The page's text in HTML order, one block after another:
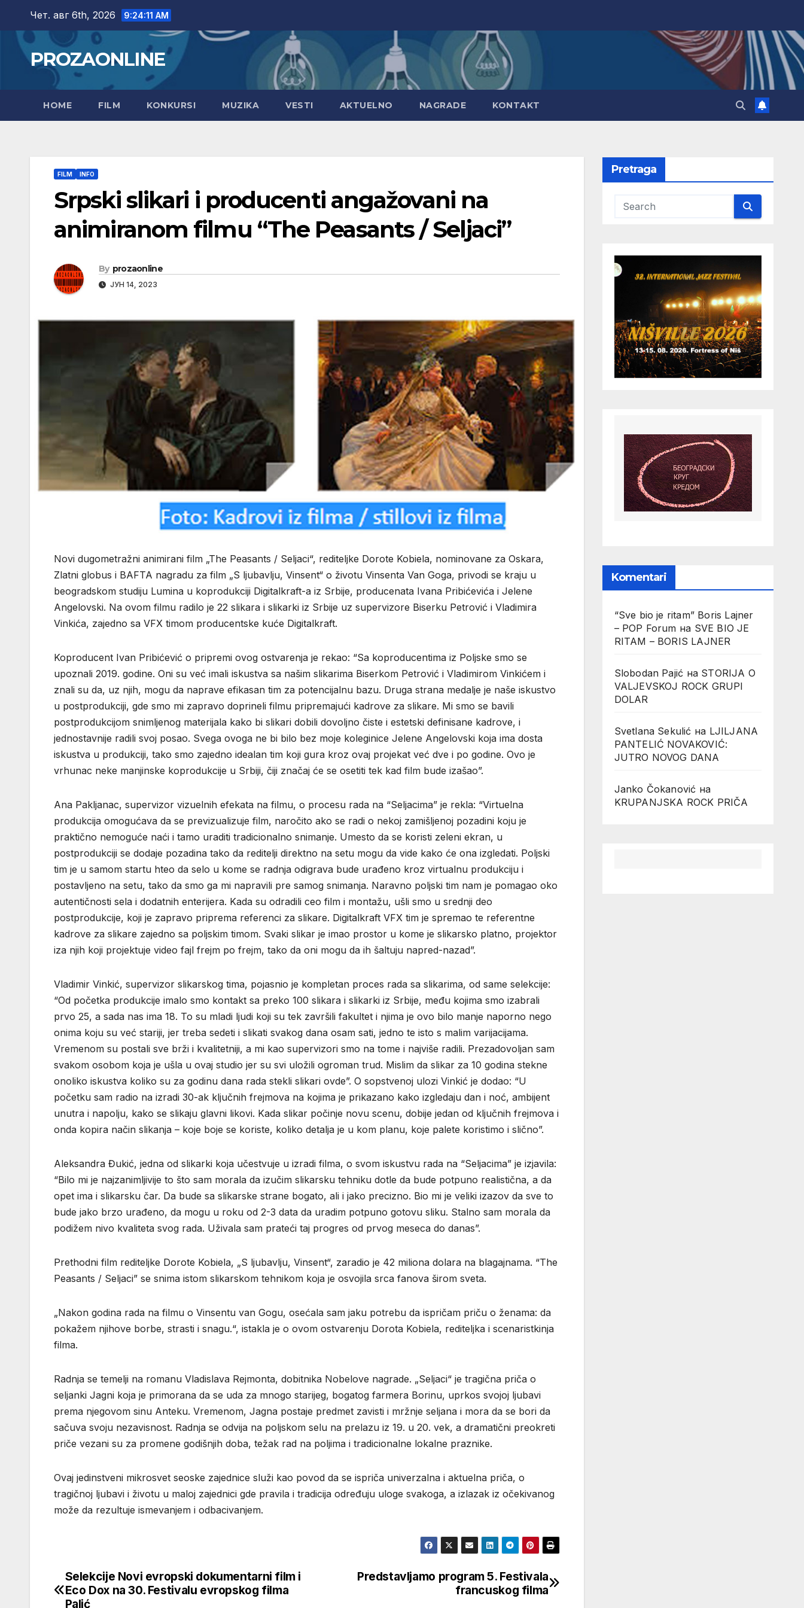
content
Чет. авг 6th, 2026 9:24:12 AM
PROZAONLINE
HOME FILM KONKURSI MUZIKA VESTI AKTUELNO NAGRADE KONTAKT
FILM INFO
Srpski slikari i producenti angažovani na
animiranom filmu “The Peasants / Seljaci”
By prozaonline
ЈУН 14, 2023
Novi dugometražni animirani film „The Peasants / Seljaci“, rediteljke Dorote Kobiela, nominovane za Oskara,
Zlatni globus i BAFTA nagradu za film „S ljubavlju, Vinsent“ o životu Vinsenta Van Goga, privodi se kraju u
beogradskom studiju Lumina u koprodukciji Digitalkraft-a iz Srbije, producenata Ivana Pribićevića i Jelene
Angelovski. Na ovom filmu radilo je 22 slikara i slikarki iz Srbije uz supervizore Biserku Petrović i Vladimira
Vinkića, zajedno sa VFX timom producentske kuće Digitalkraft.
Koproducent Ivan Pribićević o pripremi ovog ostvarenja je rekao: “Sa koproducentima iz Poljske smo se
upoznali 2019. godine. Oni su već imali iskustva sa našim slikarima Biserkom Petrović i Vladimirom Vinkićem i
znali su da, uz njih, mogu da naprave efikasan tim za potencijalnu bazu. Druga strana medalje je naše iskustvo
u postprodukciji, gde smo mi zapravo doprineli filmu pripremajući kadrove za slikare. Mi smo se bavili
postprodukcijom snimljenog materijala kako bi slikari dobili dovoljno čiste i estetski definisane kadrove, i
jednostavnije radili svoj posao. Svega ovoga ne bi bilo bez moje koleginice Jelene Angelovski koja ima dosta
iskustva u produkciji, tako smo zajedno idealan tim koji gura kroz ovaj projekat već dve i po godine. Ovo je
vrhunac neke manjinske koprodukcije u Srbiji, čiji značaj će se osetiti tek kad film bude izašao”.
Ana Pakljanac, supervizor vizuelnih efekata na filmu, o procesu rada na “Seljacima” je rekla: “Virtuelna
produkcija omogućava da se previzualizuje film, naročito ako se radi o nekoj zamišljenoj pozadini koju je
praktično nemoguće naći i tamo uraditi tradicionalno snimanje. Umesto da se koristi zeleni ekran, u
postprodukciji se dodaje pozadina tako da reditelji direktno na setu mogu da vide kako će ona izgledati. Poljski
tim je u samom startu hteo da selo u kome se radnja odigrava bude urađeno kroz virtualnu produkciju i
postavljeno na setu, tako da smo ga mi napravili pre samog snimanja. Naravno poljski tim nam je pomagao oko
autentičnosti sela i dodatnih enterijera. Kada su odradili ceo film i montažu, ušli smo u srednji deo
postprodukcije, koji je zapravo priprema referenci za slikare. Digitalkraft VFX tim je spremao te referentne
kadrove za slikare zajedno sa poljskim timom. Svaki slikar je imao prostor u kome je slikarsko platno, projektor
iza njih koji projektuje video fajl frejm po frejm, tako da oni mogu da ih šaltuju napred-nazad”.
Vladimir Vinkić, supervizor slikarskog tima, pojasnio je kompletan proces rada sa slikarima, od same selekcije:
“Od početka produkcije imalo smo kontakt sa preko 100 slikara i slikarki iz Srbije, među kojima smo izabrali
prvo 25, a sada nas ima 18. To su mladi ljudi koji su tek završili fakultet i njima je ovo bilo manje naporno nego
onima koju su već stariji, jer treba sedeti i slikati svakog dana osam sati, jedno te isto s malim varijacijama.
Vremenom su postali sve brži i kvalitetniji, a mi kao supervizori smo na tome i najviše radili. Prezadovoljan sam
svakom osobom koja je ušla u ovaj studio jer su svi uložili ogroman trud. Mislim da slikar za 10 godina stekne
onoliko iskustva koliko su za godinu dana rada stekli slikari ovde”. O sopstvenoj ulozi Vinkić je dodao: “U
početku sam radio na izradi 30-ak ključnih frejmova na kojima je prikazano kako izgledaju dan i noć, ambijent
unutra i napolju, kako se slikaju glavni likovi. Kada slikar počinje novu scenu, dobije jedan od ključnih frejmova i
onda kopira način slikanja – koje boje se koriste, koliko detalja je u kom planu, koje palete koristimo i slično”.
Aleksandra Đukić, jedna od slikarki koja učestvuje u izradi filma, o svom iskustvu rada na “Seljacima” je izjavila:
“Bilo mi je najzanimljivije to što sam morala da izučim slikarsku tehniku dotle da bude potpuno realistična, a da
opet ima i slikarsku čar. Da bude sa slikarske strane bogato, ali i jako precizno. Bio mi je veliki izazov da sve to
bude jako brzo urađeno, da mogu u roku od 2-3 data da uradim potpuno gotovu sliku. Stalno sam morala da
podižem nivo kvaliteta svog rada. Uživala sam prateći taj progres od prvog meseca do danas”.
Prethodni film rediteljke Dorote Kobiela, „S ljubavlju, Vinsent“, zaradio je 42 miliona dolara na blagajnama. “The
Peasants / Seljaci” se snima istom slikarskom tehnikom koja je osvojila srca fanova širom sveta.
„Nakon godina rada na filmu o Vinsentu van Gogu, osećala sam jaku potrebu da ispričam priču o ženama: da
pokažem njihove borbe, strasti i snagu.“, istakla je o ovom ostvarenju Dorota Kobiela, rediteljka i scenaristkinja
filma.
Radnja se temelji na romanu Vladislava Rejmonta, dobitnika Nobelove nagrade. „Seljaci“ je tragična priča o
seljanki Jagni koja je primorana da se uda za mnogo starijeg, bogatog farmera Borinu, uprkos svojoj ljubavi
prema njegovom sinu Anteku. Vremenom, Jagna postaje predmet zavisti i mržnje seljana i mora da se bori da
sačuva svoju nezavisnost. Radnja se odvija na poljskom selu na prelazu iz 19. u 20. vek, a dramatični preokreti
priče vezani su za promene godišnjih doba, težak rad na poljima i tradicionalne lokalne praznike.
Ovaj jedinstveni mikrosvet seoske zajednice služi kao povod da se ispriča univerzalna i aktuelna priča, o
tragičnoj ljubavi i životu u maloj zajednici gde pravila i tradicija određuju uloge svakoga, a izlazak iz očekivanog
može da rezultuje ismevanjem i odbacivanjem.
Кретање
Predstavljamo program 5. Festivala
francuskog filma
Selekcije Novi evropski dokumentarni film i
Eco Dox na 30. Festivalu evropskog filma
Palić
Pretraga
Komentari
“Sve bio je ritam” Boris Lajner
– POP Forum на SVE BIO JE
RITAM – BORIS LAJNER
Slobodan Pajić на STORIJA O
VALJEVSKOJ ROCK GRUPI
DOLAR
Svetlana Sekulić на LJILJANA
PANTELIĆ NOVAKOVIĆ:
JUTRO NOVOG DANA
Janko Čokanović на
KRUPANJSKA ROCK PRIČA